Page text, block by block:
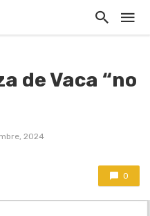
de Vaca “no
2024
0